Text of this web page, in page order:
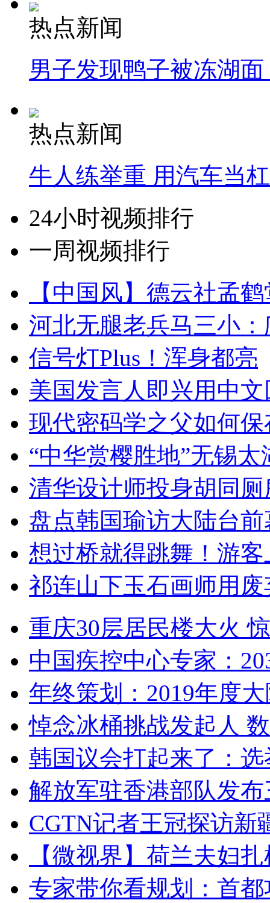
热点新闻
男子发现鸭子被冻湖
热点新闻
牛人练举重 用汽车当
24小时视频排行
一周视频排行
【中国风】德云社孟
河北无腿老兵马三小
信号灯Plus！浑身都亮
美国发言人即兴用中
现代密码学之父如何
“中华赏樱胜地”无锡
清华设计师投身胡同
盘点韩国瑜访大陆台
想过桥就得跳舞！游客
祁连山下玉石画师用
重庆30层居民楼大火
中国疾控中心专家：
年终策划：2019年度
悼念冰桶挑战发起人
韩国议会打起来了：
解放军驻香港部队发
CGTN记者王冠探访新
【微视界】荷兰夫妇
专家带你看规划：首